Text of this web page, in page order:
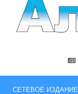
СЕТЕВОЕ ИЗДАНИЕ